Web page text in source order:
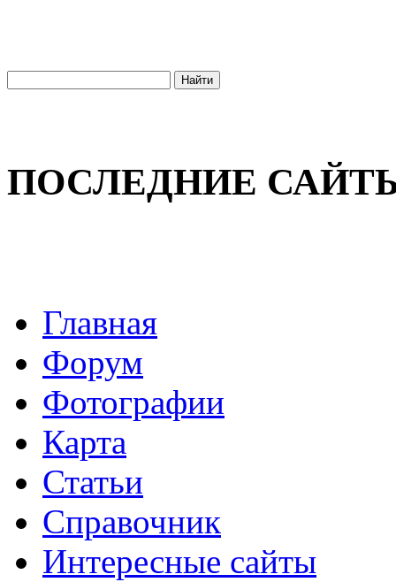
ПОСЛЕДНИЕ
Главная
Форум
Фотографии
Карта
Статьи
Справочник
Интересные сайты